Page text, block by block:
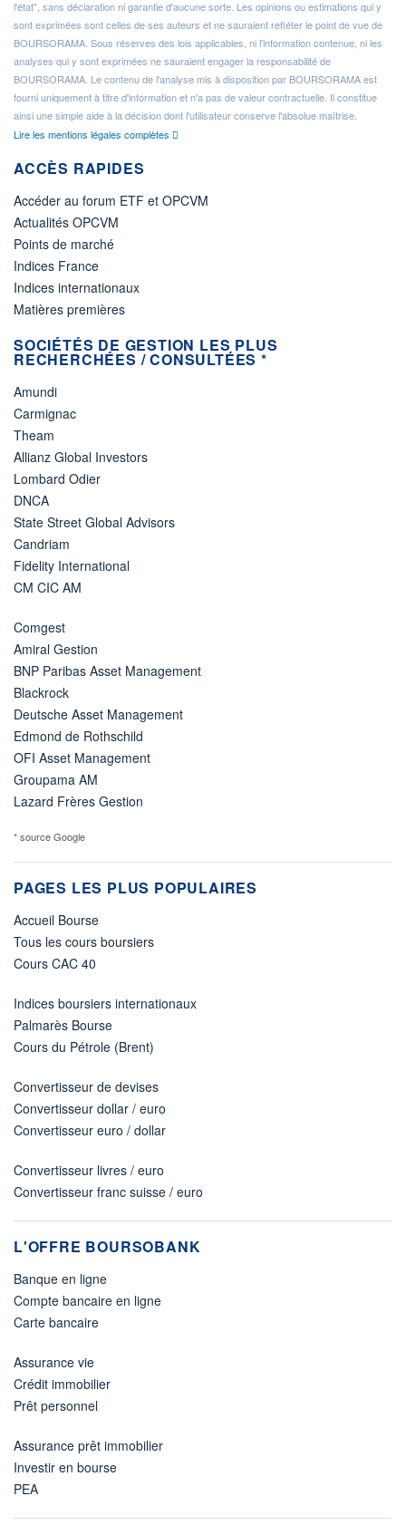
l'état", sans déclaration ni garantie d'aucune sorte. Les opinions ou estimations qui y
sont exprimées sont celles de ses auteurs et ne sauraient refléter le point de vue de
BOURSORAMA. Sous réserves des lois applicables, ni l'information contenue, ni les
analyses qui y sont exprimées ne sauraient engager la responsabilité de
BOURSORAMA. Le contenu de l'analyse mis à disposition par BOURSORAMA est
fourni uniquement à titre d'information et n'a pas de valeur contractuelle. Il constitue
ainsi une simple aide à la décision dont l'utilisateur conserve l'absolue maîtrise.
Lire les mentions légales complètes
ACCÈS RAPIDES
Accéder au forum ETF et OPCVM
Actualités OPCVM
Points de marché
Indices France
Indices internationaux
Matières premières
SOCIÉTÉS DE GESTION LES PLUS
RECHERCHÉES / CONSULTÉES *
Amundi
Carmignac
Theam
Allianz Global Investors
Lombard Odier
DNCA
State Street Global Advisors
Candriam
Fidelity International
CM CIC AM
Comgest
Amiral Gestion
BNP Paribas Asset Management
Blackrock
Deutsche Asset Management
Edmond de Rothschild
OFI Asset Management
Groupama AM
Lazard Frères Gestion
* source Google
PAGES LES PLUS POPULAIRES
Accueil Bourse
Tous les cours boursiers
Cours CAC 40
Indices boursiers internationaux
Palmarès Bourse
Cours du Pétrole (Brent)
Convertisseur de devises
Convertisseur dollar / euro
Convertisseur euro / dollar
Convertisseur livres / euro
Convertisseur franc suisse / euro
L'OFFRE BOURSOBANK
Banque en ligne
Compte bancaire en ligne
Carte bancaire
Assurance vie
Crédit immobilier
Prêt personnel
Assurance prêt immobilier
Investir en bourse
PEA